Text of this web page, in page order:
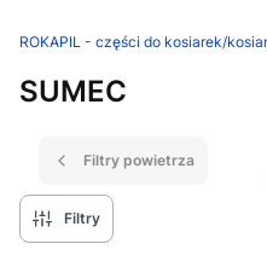
ROKAPIL - części do kosiarek/
SUMEC
Filtry powietrza
Filtry